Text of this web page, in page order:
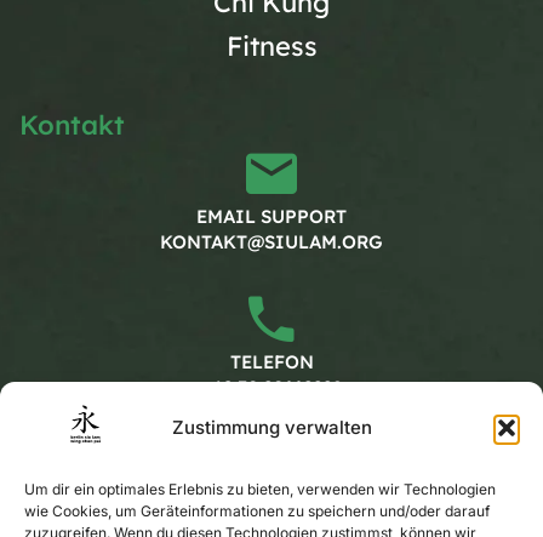
Zustimmung verwalten
Um dir ein optimales Erlebnis zu bieten, verwenden wir Technologien
wie Cookies, um Geräteinformationen zu speichern und/oder darauf
zuzugreifen. Wenn du diesen Technologien zustimmst, können wir
Fitness
Kontakt
EMAIL SUPPORT
KONTAKT@SIULAM.ORG
TELEFON
+49 30 20662228